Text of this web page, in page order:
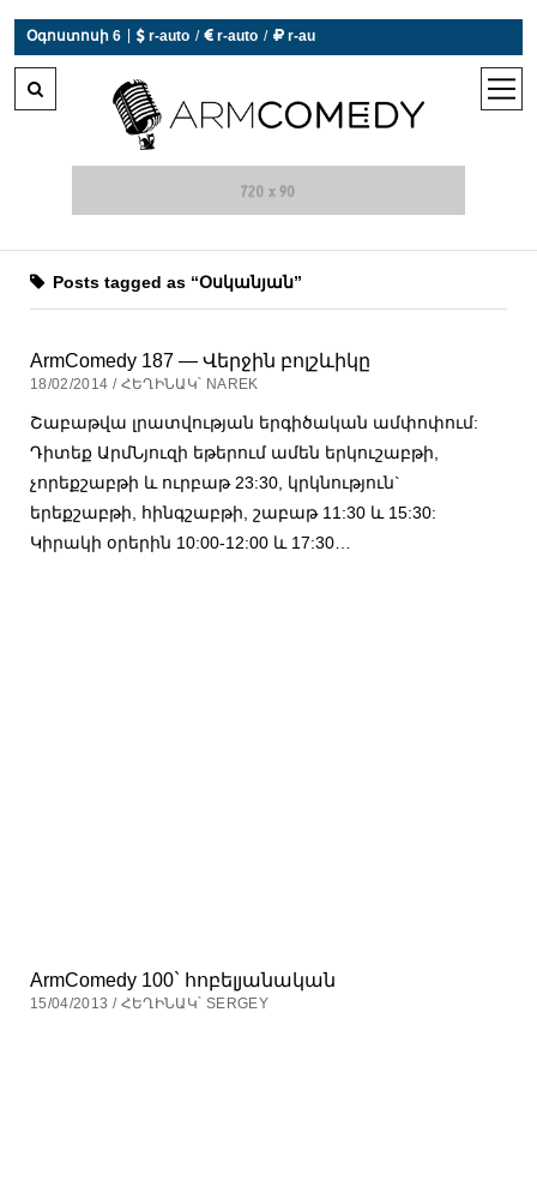
Օգոստոսի 6  r-auto /  r-auto /  r-au
open
Posts tagged as “Օսկանյան”
ArmComedy 187 — Վերջին բոլշևիկը
18/02/2014 / ՀԵՂԻՆԱԿ՝ NAREK
Շաբաթվա լրատվության երգիծական ամփոփում:
Դիտեք ԱրմՆյուզի եթերում ամեն երկուշաբթի,
չորեքշաբթի և ուրբաթ 23:30, կրկնություն`
երեքշաբթի, հինգշաբթի, շաբաթ 11:30 և 15:30:
Կիրակի օրերին 10:00-12:00 և 17:30…
ArmComedy 100` հոբելյանական
15/04/2013 / ՀԵՂԻՆԱԿ՝ SERGEY